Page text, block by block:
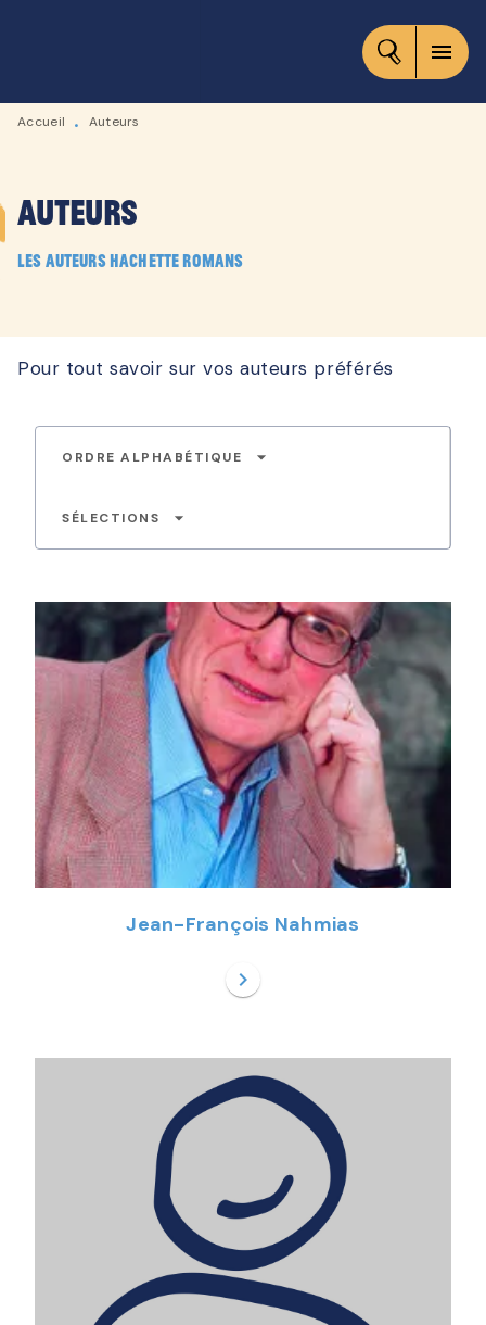
CONTENU
menu
Accueil • Auteurs
Auteurs
Les auteurs Hachette Romans
Pour tout savoir sur vos auteurs préférés
ORDRE ALPHABÉTIQUE arrow_drop_down
SÉLECTIONS arrow_drop_down
Jean-François Nahmias
chevron_right